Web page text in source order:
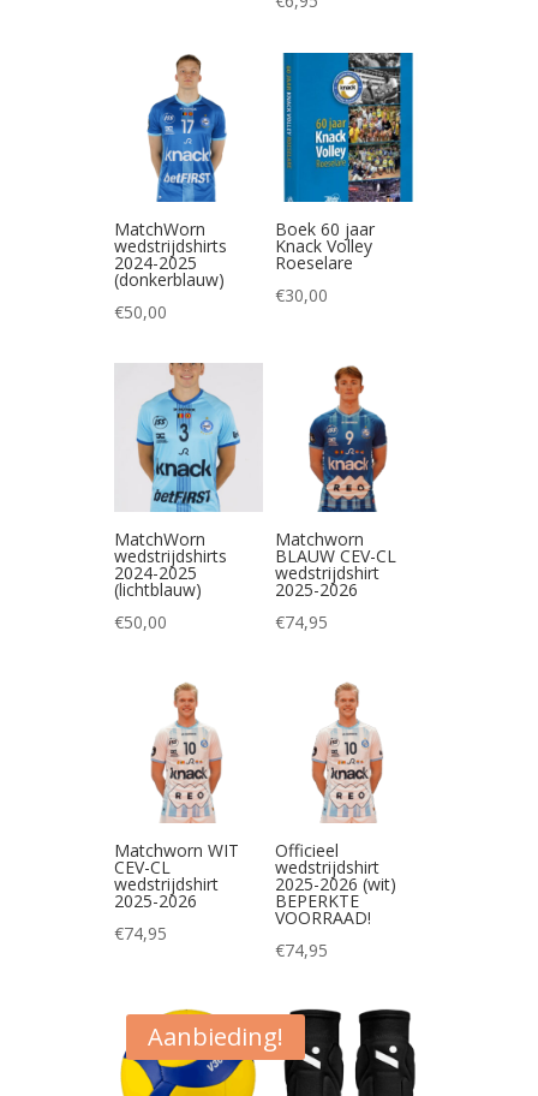
MatchWorn
wedstrijdshirts
2024-2025
(donkerblauw)
€50,00
Boek 60 jaar
Knack Volley
Roeselare
€30,00
MatchWorn
wedstrijdshirts
2024-2025
(lichtblauw)
€50,00
Matchworn
BLAUW CEV-CL
wedstrijdshirt
2025-2026
€74,95
Matchworn WIT
CEV-CL
wedstrijdshirt
2025-2026
€74,95
Officieel
wedstrijdshirt
2025-2026 (wit)
BEPERKTE
VOORRAAD!
€74,95
Aanbieding!